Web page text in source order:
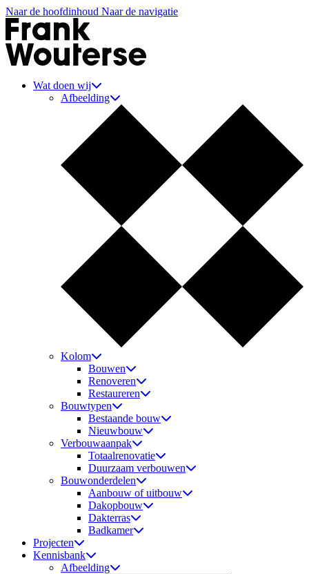
Naar de hoofdinhoud Naar de navigatie
Wat doen wij
Afbeelding
Kolom
Bouwen
Renoveren
Restaureren
Bouwtypen
Bestaande bouw
Nieuwbouw
Verbouwaanpak
Totaalrenovatie
Duurzaam verbouwen
Bouwonderdelen
Aanbouw of uitbouw
Dakopbouw
Dakterras
Badkamer
Projecten
Kennisbank
Afbeelding